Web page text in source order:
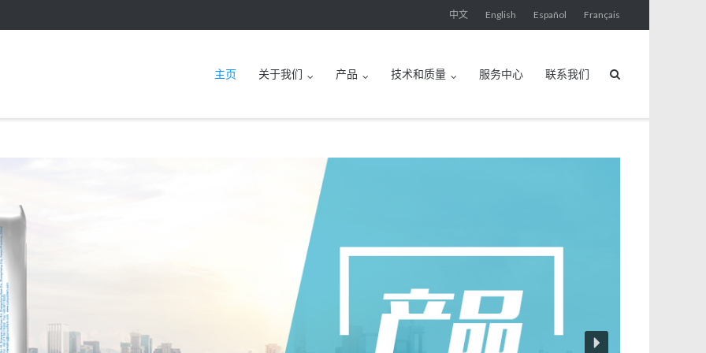
中文 English Español Français
主页 关于我们 产品 技术和质量 服务中心 联系我们